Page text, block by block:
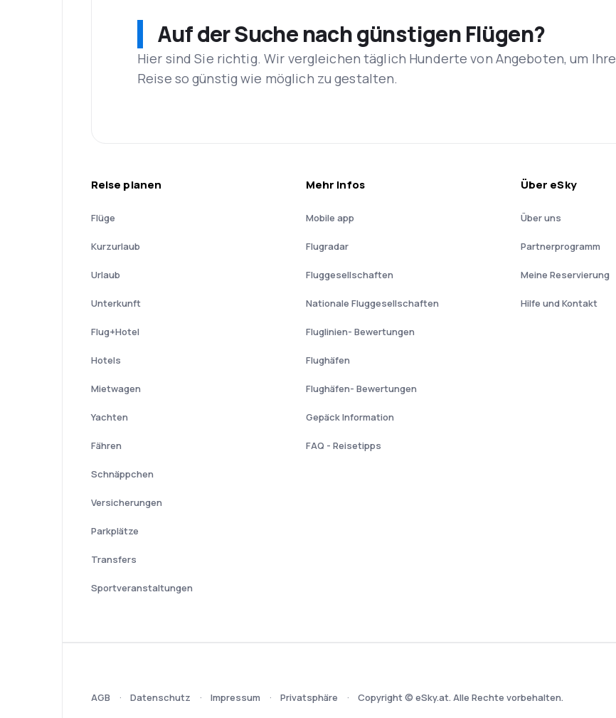
Auf der Suche nach günstigen Flügen?
Hier sind Sie richtig. Wir vergleichen täglich Hunderte von Angeboten, um Ihre
Reise so günstig wie möglich zu gestalten.
Reise planen
Flüge
Kurzurlaub
Urlaub
Unterkunft
Flug+Hotel
Hotels
Mietwagen
Yachten
Fähren
Schnäppchen
Versicherungen
Parkplätze
Transfers
Sportveranstaltungen
Mehr Infos
Mobile app
Flugradar
Fluggesellschaften
Nationale Fluggesellschaften
Fluglinien- Bewertungen
Flughäfen
Flughäfen- Bewertungen
Gepäck Information
FAQ - Reisetipps
Über eSky
Über uns
Partnerprogramm
Meine Reservierung
Hilfe und Kontakt
AGB Datenschutz Impressum Privatsphäre Copyright © eSky.at. Alle Rechte vorbehalten.